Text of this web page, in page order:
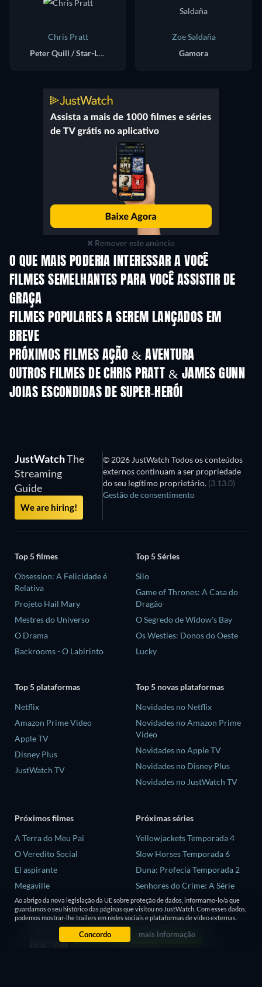
Chris Pratt
Peter Quill / Star-Lord
Zoe Saldaña
Gamora
Remover este anúncio
O QUE MAIS PODERIA INTERESSAR A VOCÊ
FILMES SEMELHANTES PARA VOCÊ ASSISTIR DE
GRAÇA
FILMES POPULARES A SEREM LANÇADOS EM
BREVE
PRÓXIMOS FILMES AÇÃO & AVENTURA
OUTROS FILMES DE CHRIS PRATT & JAMES GUNN
JOIAS ESCONDIDAS DE SUPER-HERÓI
Série
JustWatchThe
Streaming
Guide
We are hiring!
© 2026 JustWatch Todos os conteúdos
externos continuam a ser propriedade
do seu legítimo proprietário. (3.13.0)
Gestão de consentimento
Top 5 filmes
Obsession: A Felicidade é
Relativa
Projeto Hail Mary
Mestres do Universo
O Drama
Backrooms - O Labirinto
Top 5 Séries
Silo
Game of Thrones: A Casa do
Dragão
O Segredo de Widow's Bay
Os Westies: Donos do Oeste
Lucky
Top 5 plataformas
Netflix
Amazon Prime Video
Apple TV
Disney Plus
JustWatch TV
Top 5 novas plataformas
Novidades no Netflix
Novidades no Amazon Prime
Video
Novidades no Apple TV
Novidades no Disney Plus
Novidades no JustWatch TV
Próximos filmes
A Terra do Meu Pai
O Veredito Social
El aspirante
Megaville
As Aventuras de Errol Flynn
Próximas séries
Yellowjackets Temporada 4
Slow Horses Temporada 6
Duna: Profecia Temporada 2
Senhores do Crime: A Série
Temporada 2
Love is Blind: Reino Unido
Temporada 3
Ao abrigo da nova legislação da UE sobre proteção de dados, informamo-lo/a que
guardamos o seu histórico das páginas que visitou no JustWatch. Com esses dados,
podemos mostrar-lhe trailers em redes sociais e plataformas de vídeo externas.
Concordo mais informação